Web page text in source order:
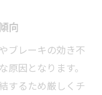
向
ブレーキの効き不
因となります。
するため厳しくチ